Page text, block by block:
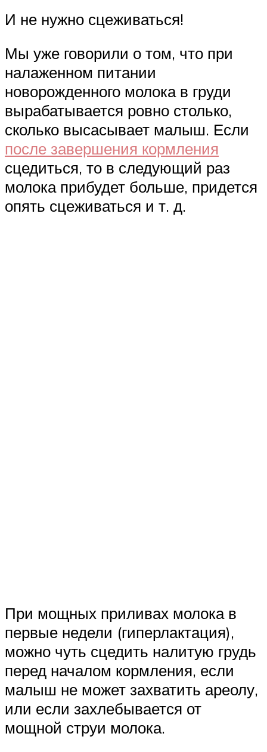
И не нужно сцеживаться!
Мы уже говорили о том, что при
налаженном питании
новорожденного молока в груди
вырабатывается ровно столько,
сколько высасывает малыш. Если
после завершения кормления
сцедиться, то в следующий раз
молока прибудет больше, придется
опять сцеживаться и т. д.
При мощных приливах молока в
первые недели (гиперлактация),
можно чуть сцедить налитую грудь
перед началом кормления, если
малыш не может захватить ареолу,
или если захлебывается от
мощной струи молока.